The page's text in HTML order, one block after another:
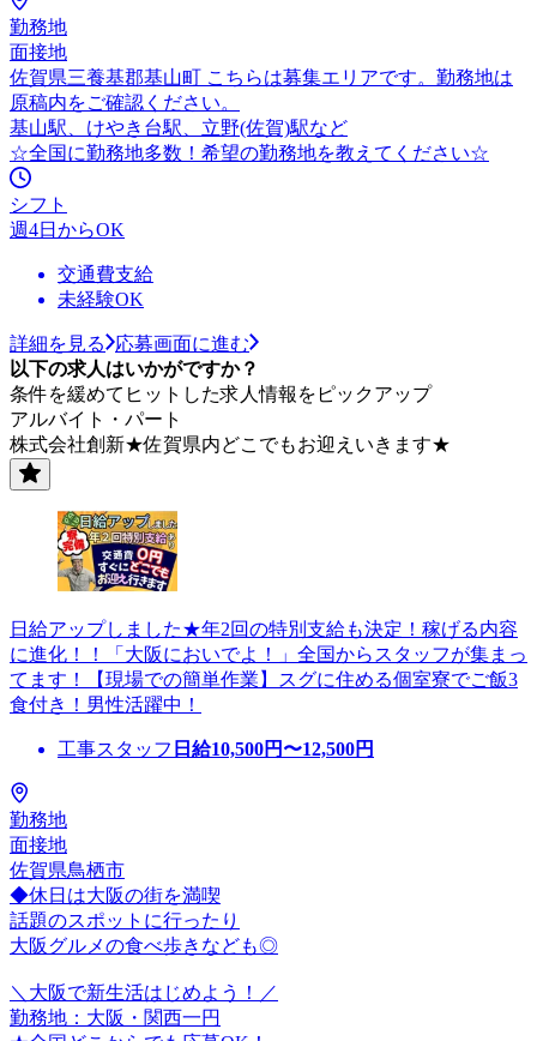
勤務地
面接地
佐賀県三養基郡基山町 こちらは募集エリアです。勤務地は
原稿内をご確認ください。
基山駅、けやき台駅、立野(佐賀)駅など
☆全国に勤務地多数！希望の勤務地を教えてください☆
シフト
週4日からOK
交通費支給
未経験OK
詳細を見る
応募画面に進む
以下の求人はいかがですか？
条件を緩めてヒットした求人情報をピックアップ
アルバイト・パート
株式会社創新★佐賀県内どこでもお迎えいきます★
日給アップしました★年2回の特別支給も決定！稼げる内容
に進化！！「大阪においでよ！」全国からスタッフが集まっ
てます！【現場での簡単作業】スグに住める個室寮でご飯3
食付き！男性活躍中！
工事スタッフ 日給10,500円〜12,500円
勤務地
面接地
佐賀県鳥栖市
◆休日は大阪の街を満喫
話題のスポットに行ったり
大阪グルメの食べ歩きなども◎
＼大阪で新生活はじめよう！／
勤務地：大阪・関西一円